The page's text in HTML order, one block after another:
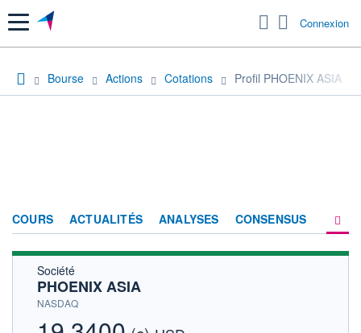
Menu Connexion
Bourse Actions Cotations Profil PHOENIX ASIA
COURS ACTUALITÉS ANALYSES CONSENSUS
Société
PHOENIX ASIA
NASDAQ